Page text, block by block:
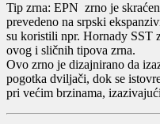
Tip zrna: EPN zrno je
prevedeno na srpski
su koristili npr. Hornady SST
ovog i sličnih tipova zrna.
Ovo zrno je dizajnirano da
pogotka dviljači, dok se
pri većim brzinama,